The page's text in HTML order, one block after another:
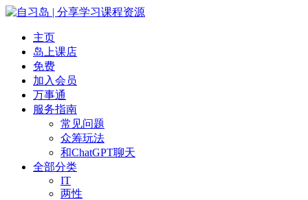
主页
岛上课店
免费
加入会员
万事通
服务指南
常见问题
众筹玩法
和ChatGPT聊天
全部分类
IT
两性